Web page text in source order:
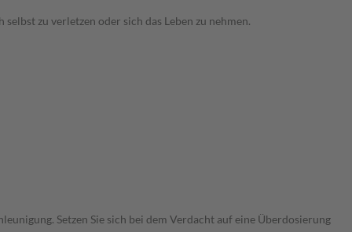
zu verletzen oder sich das Leben zu nehmen.
Setzen Sie sich bei dem Verdacht auf eine Überdosierung